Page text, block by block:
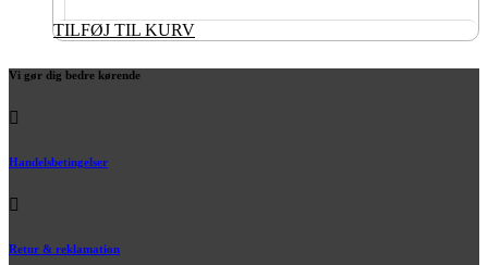
TILFØJ TIL KURV
Vi gør dig bedre kørende
Handelsbetingelser
Retur & reklamation